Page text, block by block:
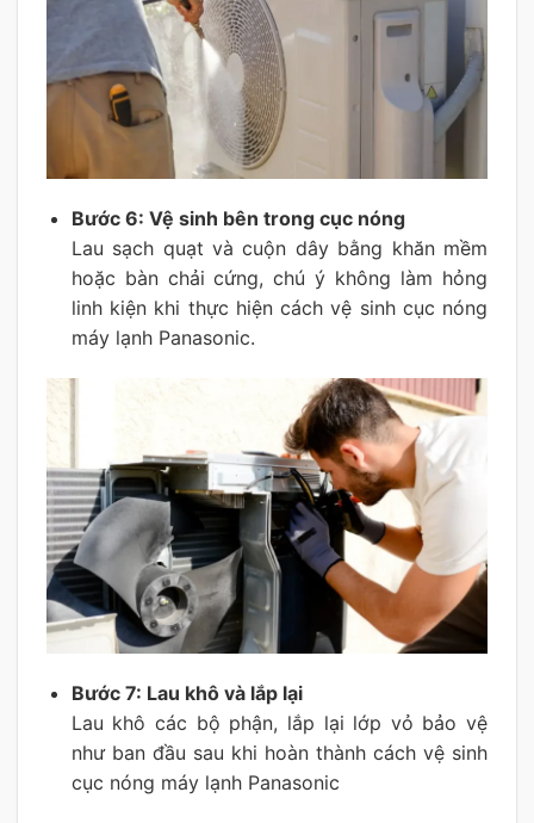
Bước 6: Vệ sinh bên trong cục nóng
Lau sạch quạt và cuộn dây bằng khăn mềm
hoặc bàn chải cứng, chú ý không làm hỏng
linh kiện khi thực hiện cách vệ sinh cục nóng
máy lạnh Panasonic.
Bước 7: Lau khô và lắp lại
Lau khô các bộ phận, lắp lại lớp vỏ bảo vệ
như ban đầu sau khi hoàn thành cách vệ sinh
cục nóng máy lạnh Panasonic